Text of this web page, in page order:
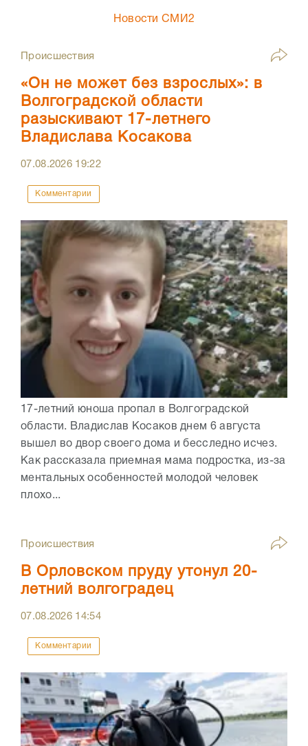
Новости СМИ2
Происшествия
«Он не может без взрослых»: в
Волгоградской области
разыскивают 17-летнего
Владислава Косакова
07.08.2026 19:22
Комментарии
17-летний юноша пропал в Волгоградской
области. Владислав Косаков днем 6 августа
вышел во двор своего дома и бесследно исчез.
Как рассказала приемная мама подростка, из-за
ментальных особенностей молодой человек
плохо...
Происшествия
В Орловском пруду утонул 20-
летний волгоградец
07.08.2026 14:54
Комментарии